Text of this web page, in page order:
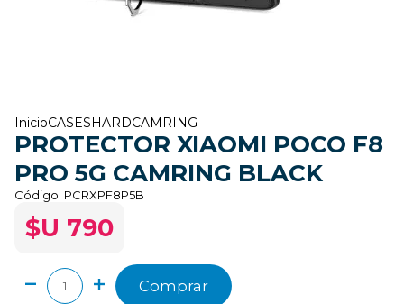
InicioCASES HARDCAMRING
PROTECTOR XIAOMI POCO F8
PRO 5G CAMRING BLACK
Código: PCRXPF8P5B
$U 790
Comprar